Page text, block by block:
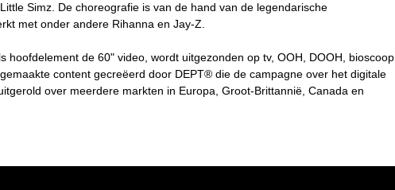
Simz. De choreografie is van de hand van de legendarische
met onder andere Rihanna en Jay-Z.
hoofdelement de 60" video, wordt uitgezonden op tv, OOH, DOOH, bioscoop,
content gecreëerd door DEPT® die de campagne over het digitale
over meerdere markten in Europa, Groot-Brittannië, Canada en